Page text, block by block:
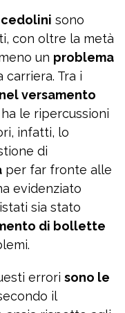
sono
con oltre la metà
un problema
carriera. Tra i
versamento
le ripercussioni
infatti, lo
di
per far fronte alle
evidenziato
sia stato
di bollette
errori sono le
il